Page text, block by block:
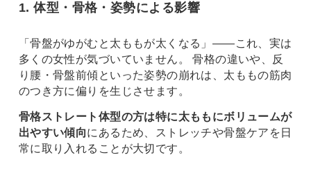
1. 体型・骨格・姿勢による影響
「骨盤がゆがむと太ももが太くなる」——これ、実は
多くの女性が気づいていません。 骨格の違いや、反
り腰・骨盤前傾といった姿勢の崩れは、太ももの筋肉
のつき方に偏りを生じさせます。
骨格ストレート体型の方は特に太ももにボリュームが
出やすい傾向にあるため、ストレッチや骨盤ケアを日
常に取り入れることが大切です。